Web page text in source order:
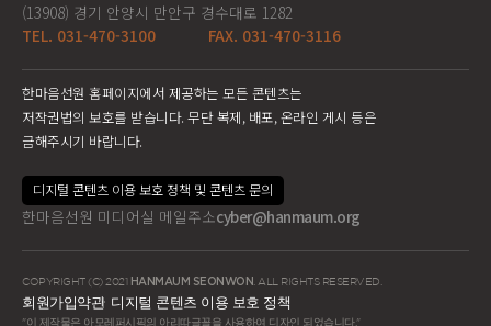
(13908) 경기 안양시 만안구 경수대로 1282
TEL. 031-470-3100
FAX. 031-470-3116
한마음선원 홈페이지에서 제공하는 모든 콘텐츠는
저작권법의 보호를 받습니다. 무단 복제, 배포, 온라인 게시 등은
금해주시기 바랍니다.
디지털 콘텐츠 이용 보호 정책 및 콘텐츠 문의
한마음선원 미디어실 메일주소cyber@hanmaum.org
COPYRIGHT (C) 2021 HANMAUM SEONWON . ALL RIGHTS RESERVED.
회원가입약관 디지털 콘텐츠 이용 보호 정책
"이 제작물은 아모레퍼시픽의 아리따글꼴을 사용하여 디자인 되었습니다."